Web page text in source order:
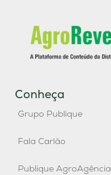
Conheça
Grupo Publique
Fala Carlão
Publique AgroAgência